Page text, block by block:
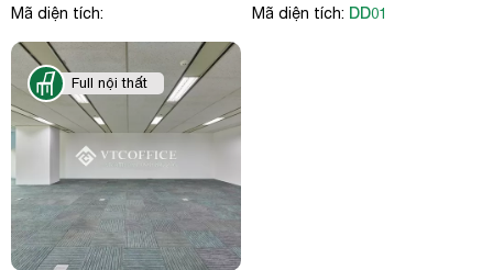
Mã diện tích: Mã diện tích: DD01
Full nội thất